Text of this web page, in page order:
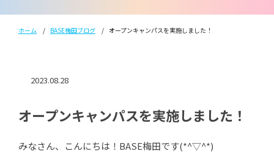
ホーム BASE梅田ブログ オープンキャンパスを実施しました！
2023.08.28
オープンキャンパスを実施しました！
みなさん、こんにちは！BASE梅田です(*^▽^*)